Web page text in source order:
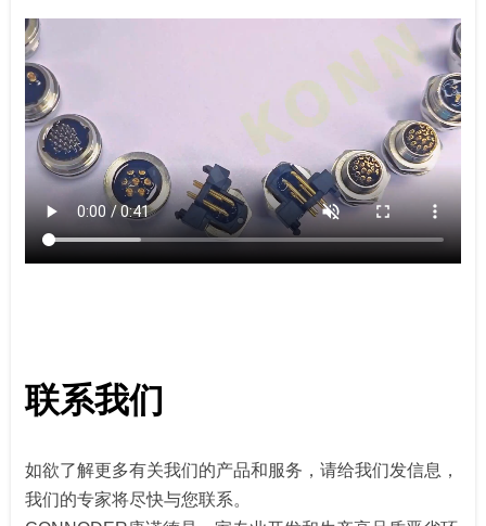
联系我们
如欲了解更多有关我们的产品和服务，请给我们发信息，
我们的专家将尽快与您联系。